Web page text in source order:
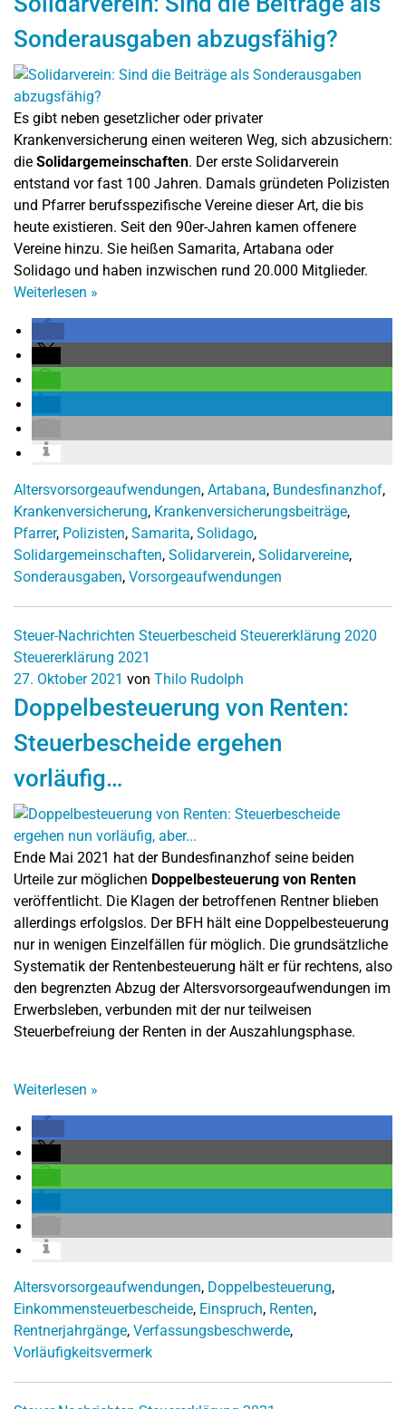
Sonderausgaben abzugsfähig?
Es gibt neben gesetzlicher oder privater
Krankenversicherung einen weiteren Weg, sich abzusichern:
die Solidargemeinschaften. Der erste Solidarverein
entstand vor fast 100 Jahren. Damals gründeten Polizisten
und Pfarrer berufsspezifische Vereine dieser Art, die bis
heute existieren. Seit den 90er-Jahren kamen offenere
Vereine hinzu. Sie heißen Samarita, Artabana oder
Solidago und haben inzwischen rund 20.000 Mitglieder.
Weiterlesen »
Altersvorsorgeaufwendungen, Artabana, Bundesfinanzhof,
Krankenversicherung, Krankenversicherungsbeiträge,
Pfarrer, Polizisten, Samarita, Solidago,
Solidargemeinschaften, Solidarverein, Solidarvereine,
Sonderausgaben, Vorsorgeaufwendungen
Steuer-Nachrichten Steuerbescheid Steuererklärung 2020
Steuererklärung 2021
27. Oktober 2021 von Thilo Rudolph
Doppelbesteuerung von Renten:
Steuerbescheide ergehen
vorläufig…
Ende Mai 2021 hat der Bundesfinanzhof seine beiden
Urteile zur möglichen Doppelbesteuerung von Renten
veröffentlicht. Die Klagen der betroffenen Rentner blieben
allerdings erfolgslos. Der BFH hält eine Doppelbesteuerung
nur in wenigen Einzelfällen für möglich. Die grundsätzliche
Systematik der Rentenbesteuerung hält er für rechtens, also
den begrenzten Abzug der Altersvorsorgeaufwendungen im
Erwerbsleben, verbunden mit der nur teilweisen
Steuerbefreiung der Renten in der Auszahlungsphase.
Weiterlesen »
Altersvorsorgeaufwendungen, Doppelbesteuerung,
Einkommensteuerbescheide, Einspruch, Renten,
Rentnerjahrgänge, Verfassungsbeschwerde,
Vorläufigkeitsvermerk